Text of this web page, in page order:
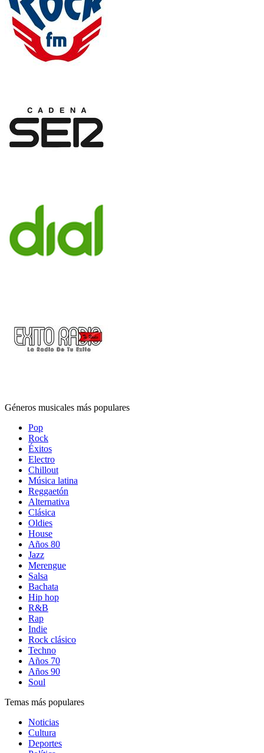
Géneros musicales más populares
Pop
Rock
Éxitos
Electro
Chillout
Música latina
Reggaetón
Alternativa
Clásica
Oldies
House
Años 80
Jazz
Merengue
Salsa
Bachata
Hip hop
R&B
Rap
Indie
Rock clásico
Techno
Años 70
Años 90
Soul
Temas más populares
Noticias
Cultura
Deportes